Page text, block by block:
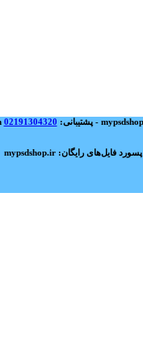
02191304320
پسورد فایل‌های رایگان: mypsdshop.ir